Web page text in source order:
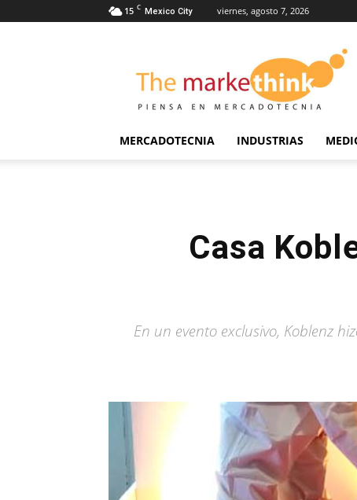
15 C Mexico City viernes, agosto 7, 2026
Markethink
MERCADOTECNIA INDUSTRIAS
Casa
En un evento exclusivo, Koblenz